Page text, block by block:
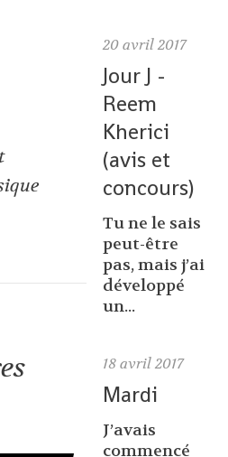
20 avril 2017
Jour J -
Reem
Kherici
(avis et
concours)
Tu ne le sais
peut-être
pas, mais j’ai
développé
un...
18 avril 2017
Mardi
J’avais
commencé